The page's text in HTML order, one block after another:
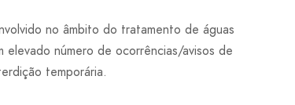
no âmbito do tratamento de águas
número de ocorrências/avisos de
temporária.